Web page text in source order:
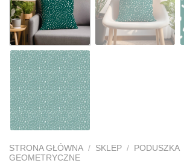
STRONA GŁÓWNA / SKLEP / PODUSZKA
GEOMETRYCZNE